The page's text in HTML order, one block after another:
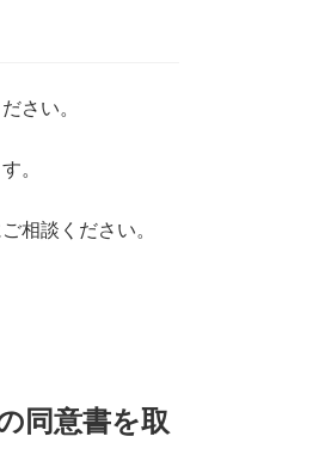
さい。
。
相談ください。
同意書を取